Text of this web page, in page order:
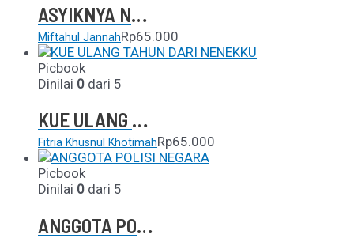
ASYIKNYA NAIK KERETA API
Miftahul JannahRp65.000
Picbook
Dinilai 0 dari 5
KUE ULANG TAHUN DARI NENEKKU
Fitria Khusnul KhotimahRp65.000
Picbook
Dinilai 0 dari 5
ANGGOTA POLISI NEGARA